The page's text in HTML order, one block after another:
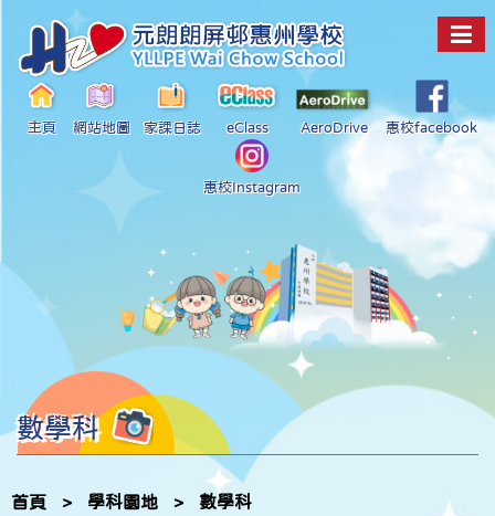
主頁 網站地圖 家課日誌 eClass AeroDrive 惠校facebook
惠校Instagram
數學科
首頁 > 學科園地 > 數學科